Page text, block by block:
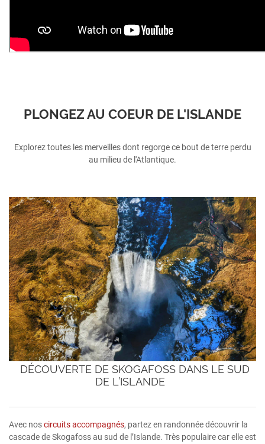
PLONGEZ AU COEUR DE L'ISLANDE
Explorez toutes les merveilles dont regorge ce bout de terre perdu
au milieu de l'Atlantique.
DÉCOUVERTE DE SKOGAFOSS DANS LE SUD
DE L’ISLANDE
Avec noscircuits accompagnés, partez en randonnée découvrir la
cascade de Skogafoss au sud de l’Islande. Très populaire car elle est